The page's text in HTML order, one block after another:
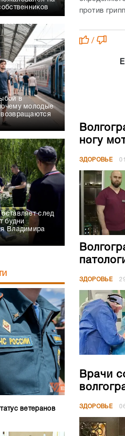
в
молодые
след
будни
Владимира
ветеранов
против
/
ногу
ЗДОРОВЬЕ
ЗДОРОВЬЕ
Врачи
ЗДОРОВЬЕ